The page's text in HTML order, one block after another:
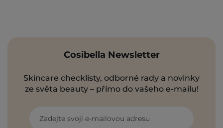
Cosibella Newsletter
Skincare checklisty, odborné rady a novinky
ze světa beauty – přímo do vašeho e-mailu!
Zadejte svoji e-mailovou adresu